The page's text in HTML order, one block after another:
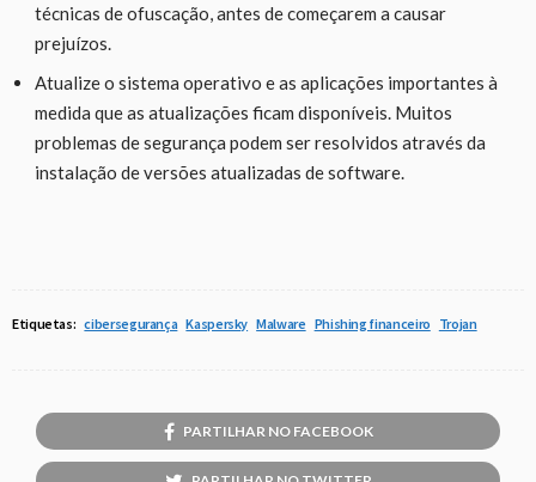
técnicas de ofuscação, antes de começarem a causar
prejuízos.
Atualize o sistema operativo e as aplicações importantes à
medida que as atualizações ficam disponíveis. Muitos
problemas de segurança podem ser resolvidos através da
instalação de versões atualizadas de software.
Etiquetas: cibersegurança Kaspersky Malware Phishing financeiro Trojan
PARTILHAR NO FACEBOOK